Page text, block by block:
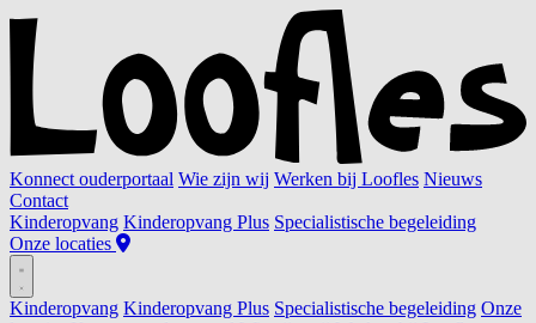
Konnect ouderportaal Wie zijn wij Werken bij Loofles Nieuws
Contact
Kinderopvang Kinderopvang Plus Specialistische begeleiding
Onze locaties
Kinderopvang Kinderopvang Plus Specialistische begeleiding Onze